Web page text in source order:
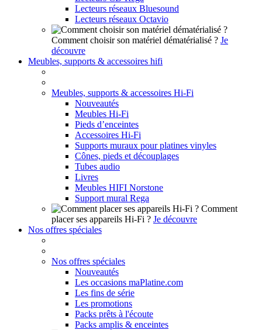
Lecteurs réseaux Bluesound
Lecteurs réseaux Octavio
Comment choisir son matériel dématérialisé ? Je
découvre
Meubles, supports & accessoires hifi
Meubles, supports & accessoires Hi-Fi
Nouveautés
Meubles Hi-Fi
Pieds d’enceintes
Accessoires Hi-Fi
Supports muraux pour platines vinyles
Cônes, pieds et découplages
Tubes audio
Livres
Meubles HIFI Norstone
Support mural Rega
Comment
placer ses appareils Hi-Fi ? Je découvre
Nos offres spéciales
Nos offres spéciales
Nouveautés
Les occasions maPlatine.com
Les fins de série
Les promotions
Packs prêts à l'écoute
Packs amplis & enceintes